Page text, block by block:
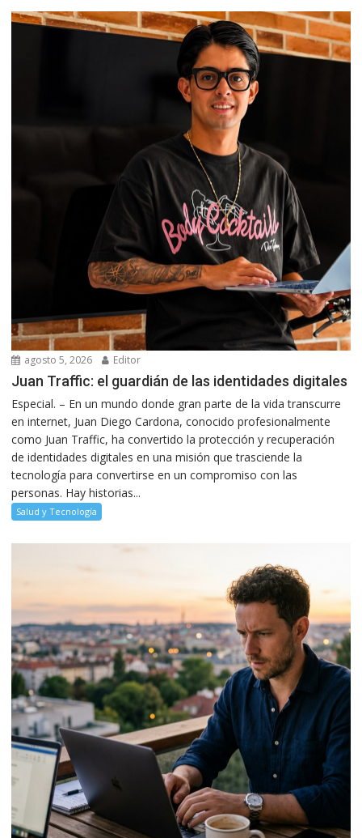
agosto 5, 2026 Editor
Juan Traffic: el guardián de las identidades digitales
Especial. – En un mundo donde gran parte de la vida transcurre
en internet, Juan Diego Cardona, conocido profesionalmente
como Juan Traffic, ha convertido la protección y recuperación
de identidades digitales en una misión que trasciende la
tecnología para convertirse en un compromiso con las
personas. Hay historias...
Salud y Tecnología